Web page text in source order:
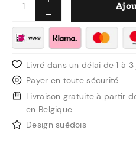
Livré dans un délai de 1 à
Payer en toute sécurité
Livraison gratuite à partir
en Belgique
Design suédois